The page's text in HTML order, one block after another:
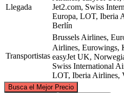
Llegada
Jet2.com, Swiss
Europa, LOT, Iberia
Berlín
Transportistas
Brussels Airlines,
Airlines, Eurowings,
easyJet UK,
Swiss International
LOT, Iberia Airlines,
Busca el Mejor Precio
©